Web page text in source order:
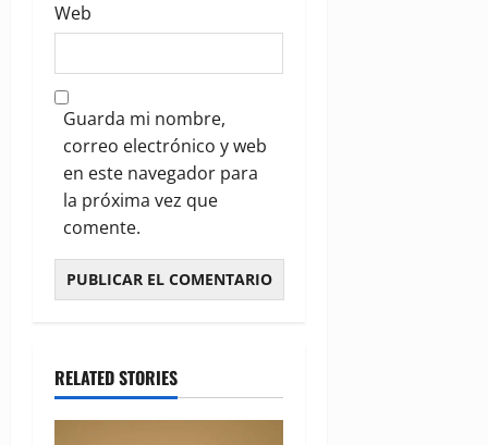
Web
Guarda mi nombre,
correo electrónico y web
en este navegador para
la próxima vez que
comente.
RELATED STORIES